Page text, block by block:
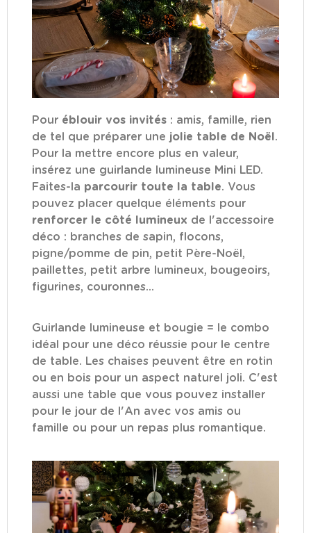
Pour éblouir vos invités : amis, famille, rien
de tel que préparer une jolie table de Noël.
Pour la mettre encore plus en valeur,
insérez une guirlande lumineuse Mini LED.
Faites-la parcourir toute la table. Vous
pouvez placer quelque éléments pour
renforcer le côté lumineux de l'accessoire
déco : branches de sapin, flocons,
pigne/pomme de pin, petit Père-Noël,
paillettes, petit arbre lumineux, bougeoirs,
figurines, couronnes...
Guirlande lumineuse et bougie = le combo
idéal pour une déco réussie pour le centre
de table. Les chaises peuvent être en rotin
ou en bois pour un aspect naturel joli. C'est
aussi une table que vous pouvez installer
pour le jour de l'An avec vos amis ou
famille ou pour un repas plus romantique.